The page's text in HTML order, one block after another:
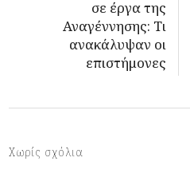
σε έργα της
Αναγέννησης: Τι
ανακάλυψαν οι
επιστήμονες
Χωρίς σχόλια